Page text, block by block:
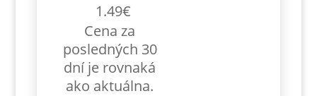
1.49€
Cena za
posledných 30
dní je rovnaká
ako aktuálna.